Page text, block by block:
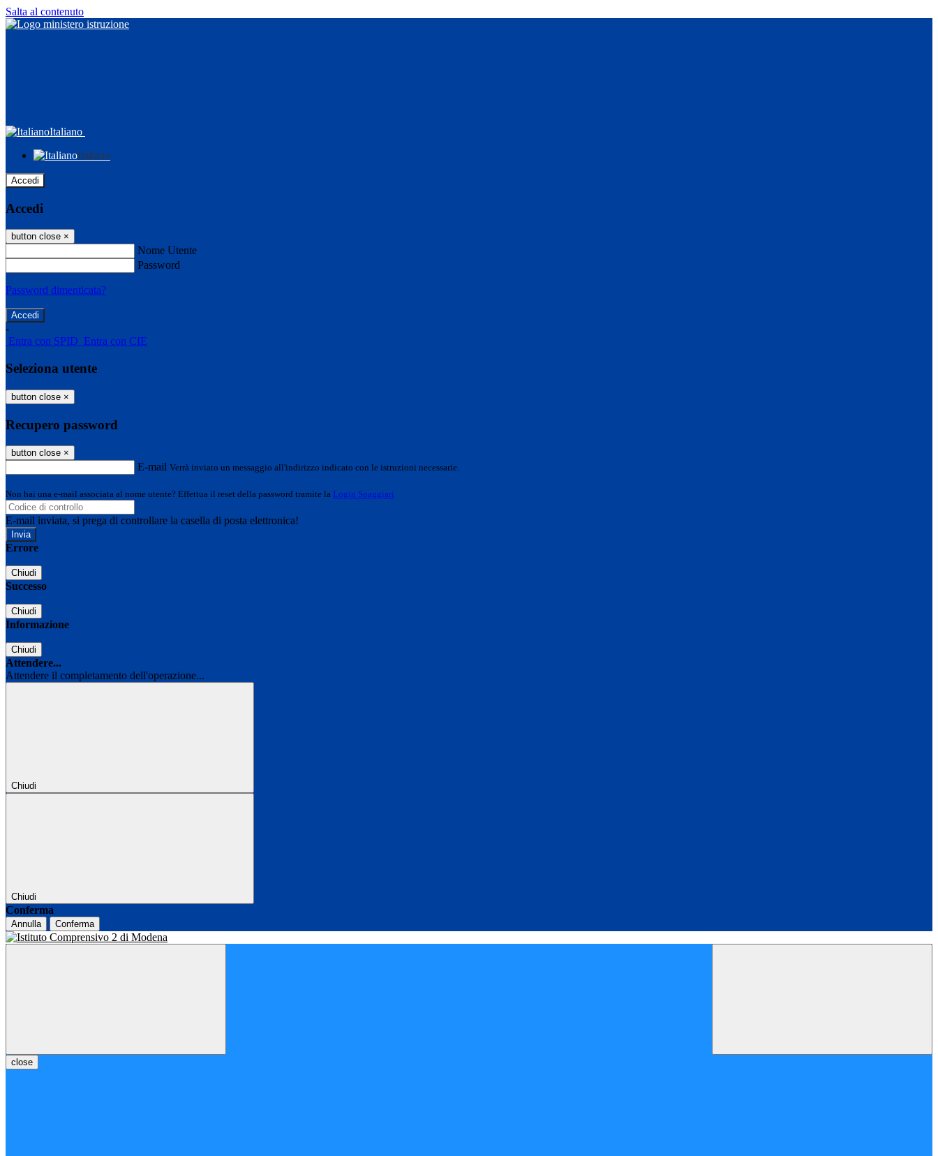
Salta al contenuto
Italiano
Italiano
Accedi
Accedi
button close ×
Nome Utente
Password
Password dimenticata?
-
Entra con SPID Entra con CIE
Seleziona utente
button close ×
Recupero password
button close ×
E-mail Verrà inviato un messaggio all'indirizzo indicato con le istruzioni necessarie.
Non hai una e-mail associata al nome utente? Effettua il reset della password tramite la Login Spaggiari
E-mail inviata, si prega di controllare la casella di posta elettronica!
Errore
Chiudi
Successo
Chiudi
Informazione
Chiudi
Attendere...
Attendere il completamento dell'operazione...
Chiudi
Chiudi
Conferma
Annulla Conferma
close